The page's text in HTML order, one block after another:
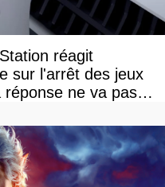
réagit
sur l'arrêt des jeux
réponse ne va pas